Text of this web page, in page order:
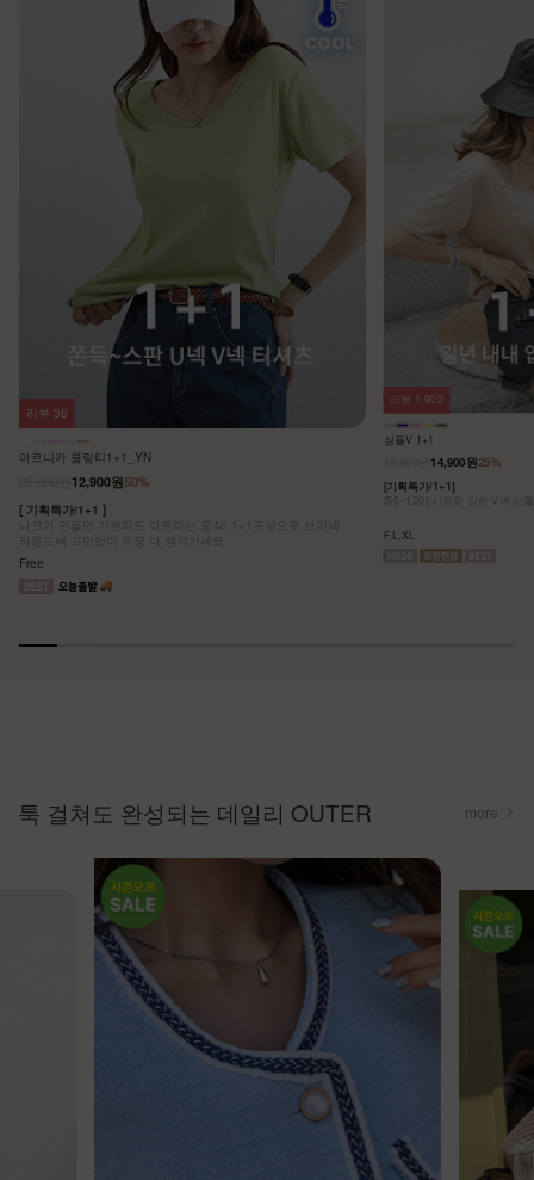
아르니카 쿨링티1+1_YN
50%
12,900원
[ 기획특가/1+1 ]
나크가 만들면 기본티도 다르다는 공식! 1+1구성으로 브이넥
라운드넥 고민없이 두장 다 챙겨가세요
Free
리뷰 36
심플V 1+1
25%
14,900원
[기획특가/1+1]
[55~120] 시원한 깊은 V넥 심
F,L,XL
리뷰 1,902
툭 걸쳐도 완성되는 데일리 OUTER more